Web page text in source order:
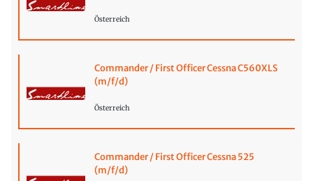
Österreich
Commander / First Officer Cessna C560XLS
(m/f/d)
Österreich
Commander / First Officer Cessna 525
(m/f/d)